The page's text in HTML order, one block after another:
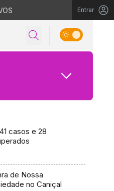
Entrar
casos e 28
de Nossa
no Caniçal